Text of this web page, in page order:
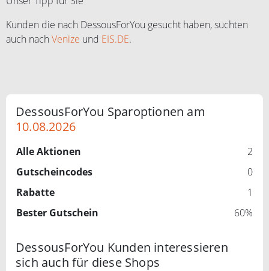
Kunden die nach DessousForYou gesucht haben, suchten
auch nach Venize und EIS.DE.
DessousForYou Sparoptionen am
10.08.2026
Alle Aktionen
2
Gutscheincodes
0
Rabatte
1
Bester Gutschein
60%
DessousForYou Kunden interessieren
sich auch für diese Shops